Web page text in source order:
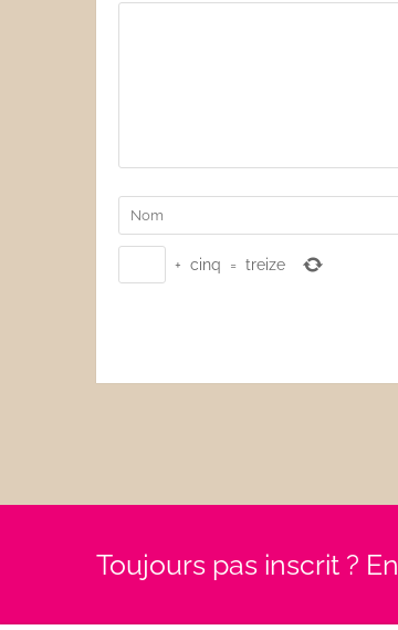
+ cinq = treize
Toujours pas inscrit ?